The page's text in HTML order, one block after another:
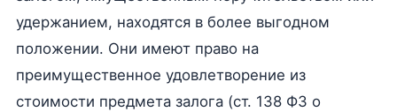
удержанием, находятся в более выгодном
положении. Они имеют право на
преимущественное удовлетворение из
стоимости предмета залога (ст. 138 ФЗ о